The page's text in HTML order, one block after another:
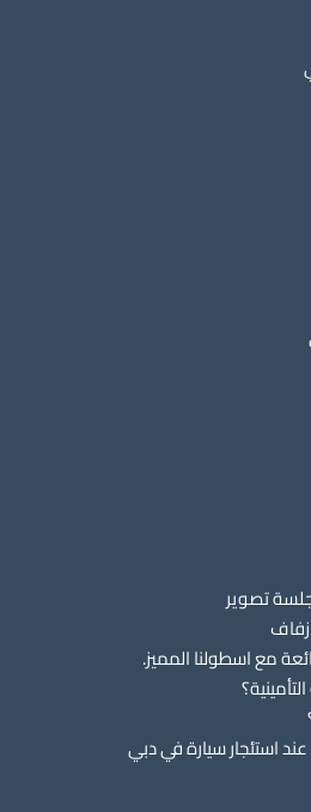
تصوير
زفاف
مع اسطولنا المميز.
استئجار سيارة في دبي